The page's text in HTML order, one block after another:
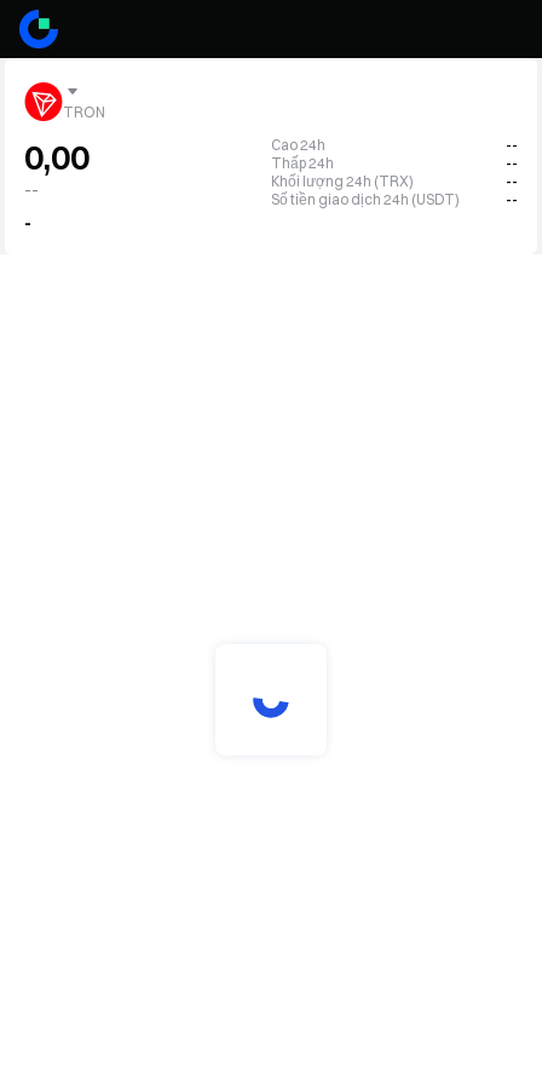
TRON
0,00
--
-
Cao 24h
--
Thấp 24h
--
Khối lượng 24h (TRX)
--
Số tiền giao dịch 24h (USDT)
--